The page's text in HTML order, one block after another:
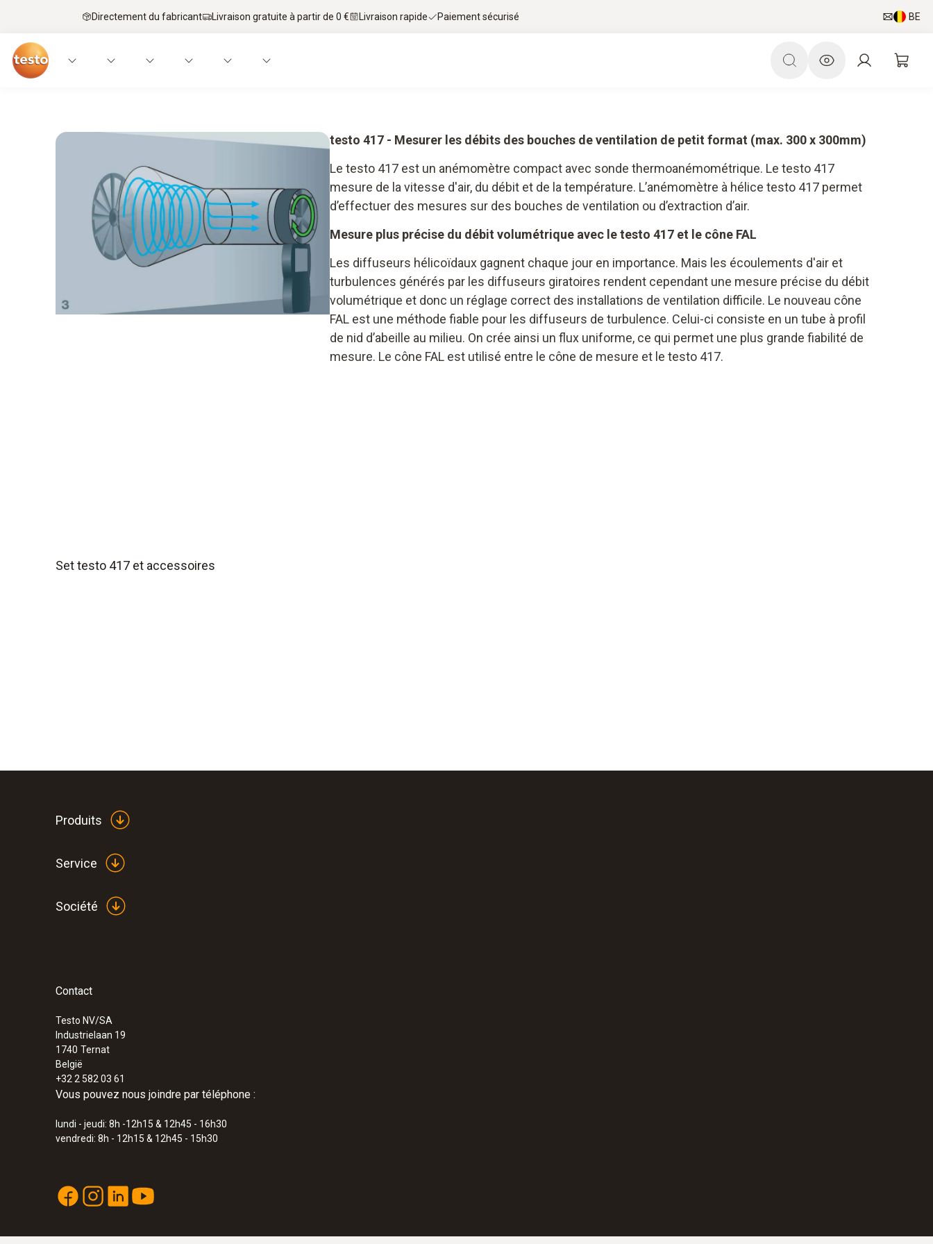
Directement du fabricant Livraison gratuite à partir de 0 € Livraison rapide Paiement sécurisé BE
testo 417 - Mesurer les débits des bouches de ventilation de petit format (max. 300 x 300mm)
Le testo 417 est un anémomètre compact avec sonde thermoanémométrique. Le testo 417
mesure de la vitesse d'air, du débit et de la température. L’anémomètre à hélice testo 417 permet
d’effectuer des mesures sur des bouches de ventilation ou d’extraction d’air.
Mesure plus précise du débit volumétrique avec le testo 417 et le cône FAL
Les diffuseurs hélicoïdaux gagnent chaque jour en importance. Mais les écoulements d'air et
turbulences générés par les diffuseurs giratoires rendent cependant une mesure précise du débit
volumétrique et donc un réglage correct des installations de ventilation difficile. Le nouveau cône
FAL est une méthode fiable pour les diffuseurs de turbulence. Celui-ci consiste en un tube à profil
de nid d’abeille au milieu. On crée ainsi un flux uniforme, ce qui permet une plus grande fiabilité de
mesure. Le cône FAL est utilisé entre le cône de mesure et le testo 417.
Set testo 417 et accessoires
Produits
Service
Société
Contact
Testo NV/SA
Industrielaan 19
1740 Ternat
België
+32 2 582 03 61
Vous pouvez nous joindre par téléphone :
lundi - jeudi: 8h -12h15 & 12h45 - 16h30
vendredi: 8h - 12h15 & 12h45 - 15h30